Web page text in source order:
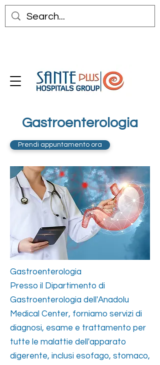
Gastroenterologia
Prendi appuntamento ora
Gastroenterologia
Presso il Dipartimento di
Gastroenterologia dell'Anadolu
Medical Center, forniamo servizi di
diagnosi, esame e trattamento per
tutte le malattie dell'apparato
digerente, inclusi esofago, stomaco,